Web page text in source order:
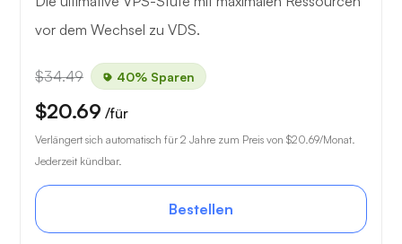
vor dem Wechsel zu VDS.
$34.49 40% Sparen
$20.69 /für
Verlängert sich automatisch für 2 Jahre zum Preis von $20.69/Monat.
Jederzeit kündbar.
Bestellen